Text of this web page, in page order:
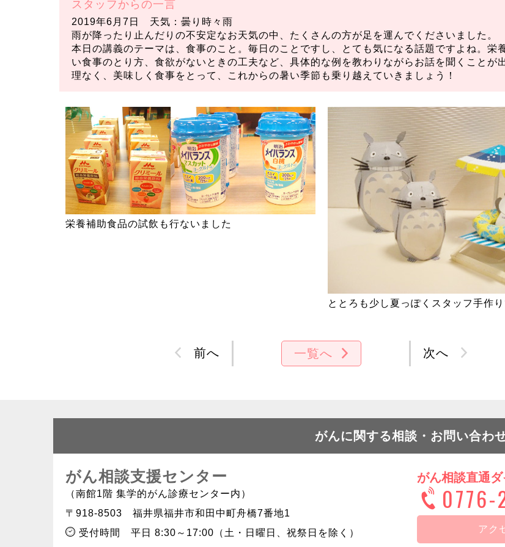
スタッフからの一言
2019年6月7日 天気：曇り時々雨
雨が降ったり止んだりの不安定なお天気の中、たくさんの方が足を運んでくださいました。
本日の講義のテーマは、食事のこと。毎日のことですし、とても気になる話題ですよね。栄
い食事のとり方、食欲がないときの工夫など、具体的な例を教わりながらお話を聞くことが
理なく、美味しく食事をとって、これからの暑い季節も乗り越えていきましょう！
栄養補助食品の試飲も行ないました
ととろも少し夏っぽくスタッフ手作
前へ 一覧へ 次へ
がんに関する相談・お問い合わ
がん相談支援センター
（南館1階 集学的がん診療センター内）
〒918-8503 福井県福井市和田中町舟橋7番地1
受付時間 平日 8:30～17:00（土・日曜日、祝祭日を除く）
がん相談直通
0776-
アク